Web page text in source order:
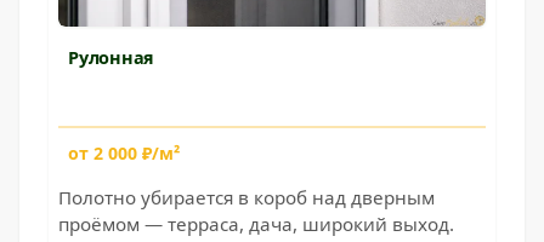
Рулонная
от 2 000 ₽/м²
Полотно убирается в короб над дверным
проёмом — терраса, дача, широкий выход.